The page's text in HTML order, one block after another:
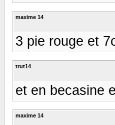
maxime 14
3 pie rouge et
trut14
et en becasine
maxime 14